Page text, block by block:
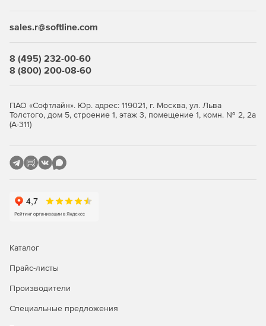
Доступ к мощным средствам настройки внешнего
Бесплатная подписка на один год сопровождения ПО.
Бесплатная неограниченная техподдержка в период
sales.r@softline.com
8 (495) 232-00-60
8 (800) 200-08-60
ПАО «Софтлайн». Юр. адрес: 119021, г. Москва, ул. Льва
Толстого, дом 5, строение 1, этаж 3, помещение 1, комн. № 2, 2а
(А-311)
Каталог
Прайс-листы
Производители
Специальные предложения